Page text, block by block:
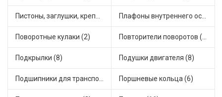
Пистоны, заглушки, крепежные элементы (2) Плафоны внутреннего освещения (1)
Поворотные кулаки (2) Повторители поворотов (2)
Подкрылки (8) Подушки двигателя (8)
Подшипники для транспорта (23) Поршневые кольца (6)